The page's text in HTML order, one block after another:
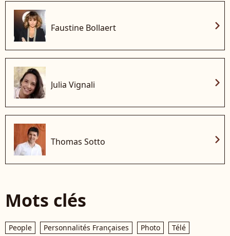
Faustine Bollaert chevron_right
Julia Vignali chevron_right
Thomas Sotto chevron_right
Mots clés
People Personnalités Françaises Photo
Télé